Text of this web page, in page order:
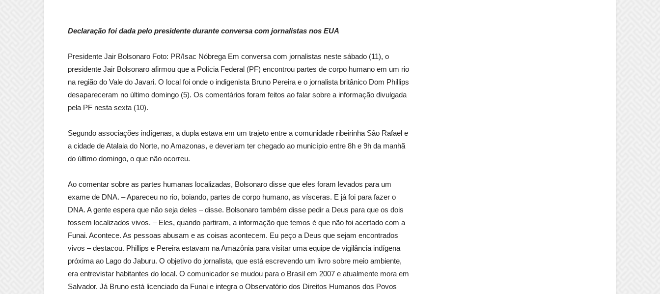
Declaração foi dada pelo presidente durante conversa com jornalistas nos EUA
Presidente Jair Bolsonaro Foto: PR/Isac Nóbrega Em conversa com jornalistas neste sábado (11), o
presidente Jair Bolsonaro afirmou que a Polícia Federal (PF) encontrou partes de corpo humano em um rio
na região do Vale do Javari. O local foi onde o indigenista Bruno Pereira e o jornalista britânico Dom Phillips
desapareceram no último domingo (5). Os comentários foram feitos ao falar sobre a informação divulgada
pela PF nesta sexta (10).
Segundo associações indígenas, a dupla estava em um trajeto entre a comunidade ribeirinha São Rafael e
a cidade de Atalaia do Norte, no Amazonas, e deveriam ter chegado ao município entre 8h e 9h da manhã
do último domingo, o que não ocorreu.
Ao comentar sobre as partes humanas localizadas, Bolsonaro disse que eles foram levados para um
exame de DNA. – Apareceu no rio, boiando, partes de corpo humano, as vísceras. E já foi para fazer o
DNA. A gente espera que não seja deles – disse. Bolsonaro também disse pedir a Deus para que os dois
fossem localizados vivos. – Eles, quando partiram, a informação que temos é que não foi acertado com a
Funai. Acontece. As pessoas abusam e as coisas acontecem. Eu peço a Deus que sejam encontrados
vivos – destacou. Phillips e Pereira estavam na Amazônia para visitar uma equipe de vigilância indígena
próxima ao Lago do Jaburu. O objetivo do jornalista, que está escrevendo um livro sobre meio ambiente,
era entrevistar habitantes do local. O comunicador se mudou para o Brasil em 2007 e atualmente mora em
Salvador. Já Bruno está licenciado da Funai e integra o Observatório dos Direitos Humanos dos Povos